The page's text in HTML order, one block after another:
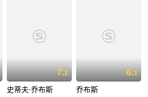
7.2
史蒂夫·乔布斯
6.1
乔布斯